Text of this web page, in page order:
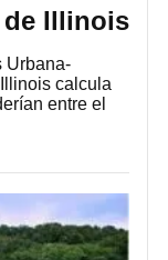
de Illinois
Urbana-
calcula
entre el